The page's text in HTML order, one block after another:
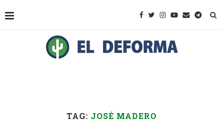
TAG: JOSÉ MADERO